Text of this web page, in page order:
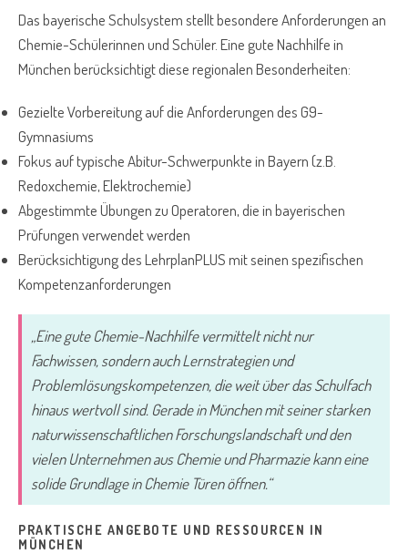
Das bayerische Schulsystem stellt besondere Anforderungen an
Chemie-Schülerinnen und Schüler. Eine gute Nachhilfe in
München berücksichtigt diese regionalen Besonderheiten:
Gezielte Vorbereitung auf die Anforderungen des G9-
Gymnasiums
Fokus auf typische Abitur-Schwerpunkte in Bayern (z.B.
Redoxchemie, Elektrochemie)
Abgestimmte Übungen zu Operatoren, die in bayerischen
Prüfungen verwendet werden
Berücksichtigung des LehrplanPLUS mit seinen spezifischen
Kompetenzanforderungen
„Eine gute Chemie-Nachhilfe vermittelt nicht nur
Fachwissen, sondern auch Lernstrategien und
Problemlösungskompetenzen, die weit über das Schulfach
hinaus wertvoll sind. Gerade in München mit seiner starken
naturwissenschaftlichen Forschungslandschaft und den
vielen Unternehmen aus Chemie und Pharmazie kann eine
solide Grundlage in Chemie Türen öffnen.“
PRAKTISCHE ANGEBOTE UND RESSOURCEN IN
MÜNCHEN